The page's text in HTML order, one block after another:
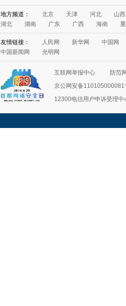
地方频道： 北京 天津 河北
山西
湖北
湖南 广东 广西 海南
友情链接： 人民网 新华网
中国网
中国新闻网
光明网
互联网举报中心
防范
京公网安备110105000081
12300电信用户申诉受理中